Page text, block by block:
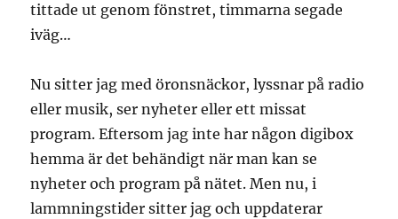
tittade ut genom fönstret, timmarna segade
iväg…
Nu sitter jag med öronsnäckor, lyssnar på radio
eller musik, ser nyheter eller ett missat
program. Eftersom jag inte har någon digibox
hemma är det behändigt när man kan se
nyheter och program på nätet. Men nu, i
lammningstider sitter jag och uppdaterar